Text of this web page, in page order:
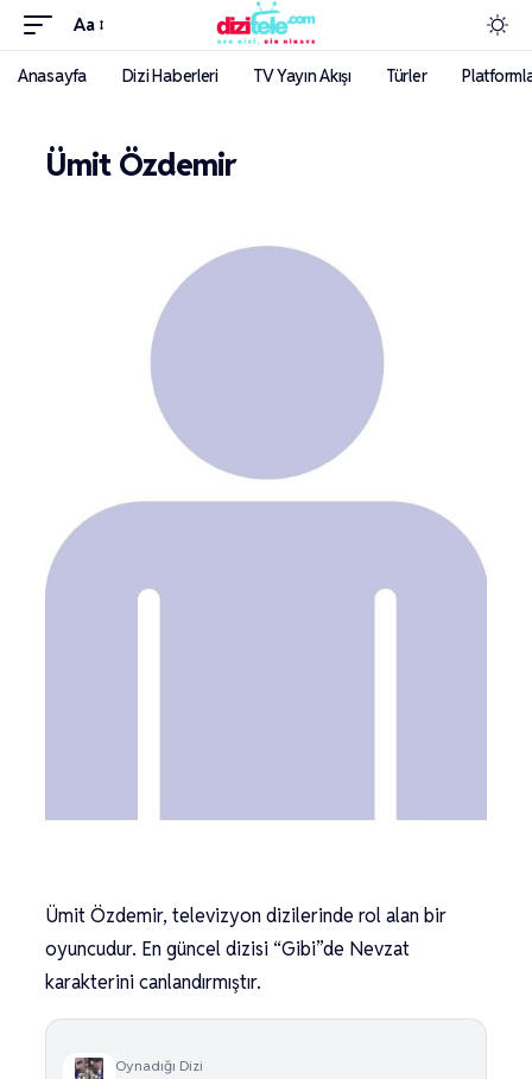
Aa
Anasayfa Dizi Haberleri TV Yayın Akışı Türler
Ümit Özdemir
Ümit Özdemir, televizyon dizilerinde rol alan bir
oyuncudur. En güncel dizisi “Gibi”de Nevzat
karakterini canlandırmıştır.
Oynadığı Dizi